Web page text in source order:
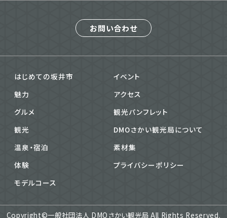
お問い合わせ
はじめての坂井市
魅力
グルメ
観光
温泉・宿泊
体験
モデルコース
イベント
アクセス
観光パンフレット
DMOさかい観光局について
素材集
プライバシーポリシー
Copyright©一般社団法人 DMOさかい観光局 All Rights Reserved.